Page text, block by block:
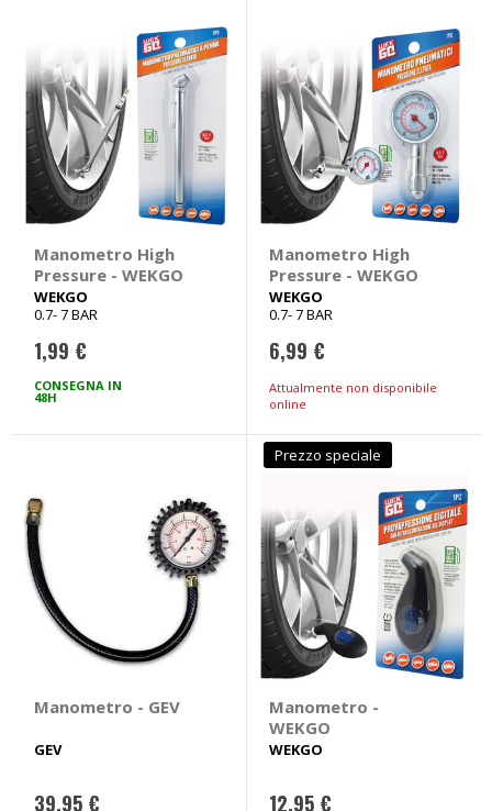
Manometro High
Pressure - WEKGO
WEKGO
0.7- 7 BAR
1,99 €
CONSEGNA IN
48H
Manometro High
Pressure - WEKGO
WEKGO
0.7- 7 BAR
6,99 €
Attualmente non disponibile
online
Manometro - GEV
GEV
39,95 €
Prezzo speciale
Manometro -
WEKGO
WEKGO
12,95 €